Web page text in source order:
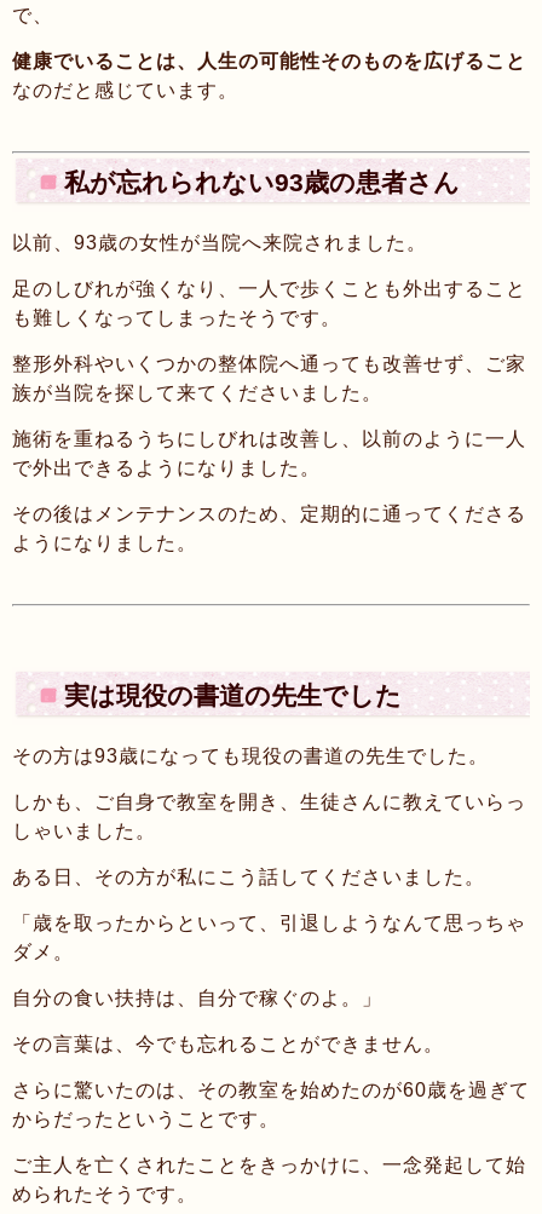
で、
健康でいることは、人生の可能性そのものを広げること
なのだと感じています。
私が忘れられない93歳の患者さん
以前、93歳の女性が当院へ来院されました。
足のしびれが強くなり、一人で歩くことも外出すること
も難しくなってしまったそうです。
整形外科やいくつかの整体院へ通っても改善せず、ご家
族が当院を探して来てくださいました。
施術を重ねるうちにしびれは改善し、以前のように一人
で外出できるようになりました。
その後はメンテナンスのため、定期的に通ってくださる
ようになりました。
実は現役の書道の先生でした
その方は93歳になっても現役の書道の先生でした。
しかも、ご自身で教室を開き、生徒さんに教えていらっ
しゃいました。
ある日、その方が私にこう話してくださいました。
「歳を取ったからといって、引退しようなんて思っちゃ
ダメ。
自分の食い扶持は、自分で稼ぐのよ。」
その言葉は、今でも忘れることができません。
さらに驚いたのは、その教室を始めたのが60歳を過ぎて
からだったということです。
ご主人を亡くされたことをきっかけに、一念発起して始
められたそうです。